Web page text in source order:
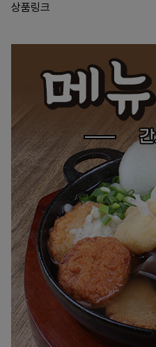
상품링크